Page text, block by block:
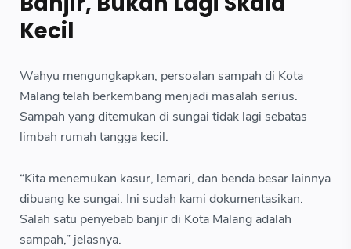
Kecil
Wahyu mengungkapkan, persoalan sampah di Kota
Malang telah berkembang menjadi masalah serius.
Sampah yang ditemukan di sungai tidak lagi sebatas
limbah rumah tangga kecil.
“Kita menemukan kasur, lemari, dan benda besar lainnya
dibuang ke sungai. Ini sudah kami dokumentasikan.
Salah satu penyebab banjir di Kota Malang adalah
sampah,” jelasnya.